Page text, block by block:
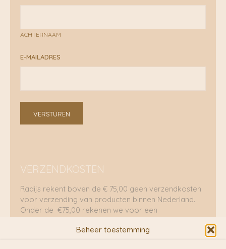
Beheer toestemming
ACHTERNAAM
E-MAILADRES
VERSTUREN
VERZENDKOSTEN
Radijs rekent boven de € 75,00 geen verzendkosten
voor verzending van producten binnen Nederland.
Onder de €75,00 rekenen we voor een